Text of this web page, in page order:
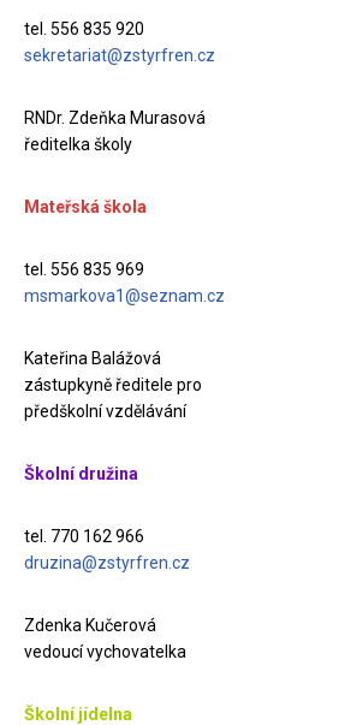
tel. 556 835 920
sekretariat@zstyrfren.cz
RNDr. Zdeňka Murasová
ředitelka školy
Mateřská škola
tel. 556 835 969
msmarkova1@seznam.cz
Kateřina Balážová
zástupkyně ředitele pro
předškolní vzdělávání
Školní družina
tel. 770 162 966
druzina@zstyrfren.cz
Zdenka Kučerová
vedoucí vychovatelka
Školní jídelna